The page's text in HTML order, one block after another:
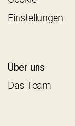
Einstellungen
Über uns
Das Team